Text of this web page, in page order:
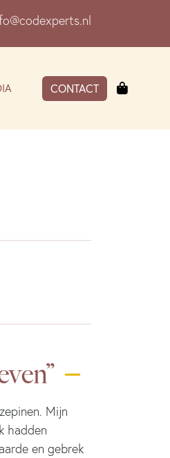
CONTACT
Mijn
hadden
en gebrek